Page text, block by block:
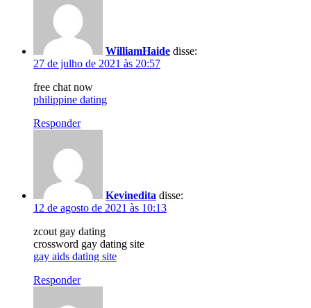
WilliamHaide disse:
27 de julho de 2021 às 20:57
free chat now
philippine dating
Responder
Kevinedita disse:
12 de agosto de 2021 às 10:13
zcout gay dating
crossword gay dating site
gay aids dating site
Responder